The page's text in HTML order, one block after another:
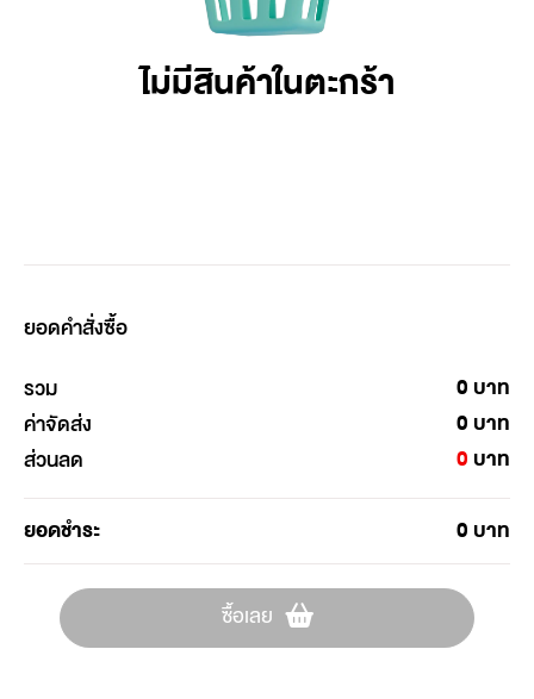
ไม่มีสินค้าในตะกร้า
ยอดคำสั่งซื้อ
รวม
บาท
ค่าจัดส่ง บาท
ส่วนลด บาท
ยอดชำระ บาท
ซื้อเลย